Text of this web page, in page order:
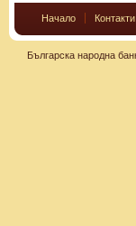
Начало Контакти
Българска народна